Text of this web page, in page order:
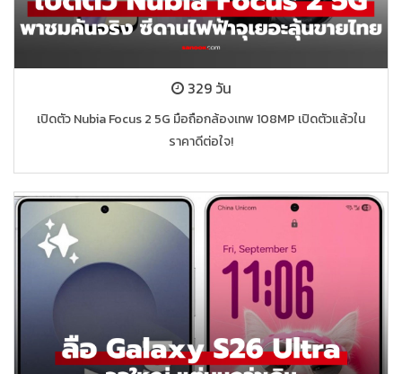
329 วัน
เปิดตัว Nubia Focus 2 5G มือถือกล้องเทพ 108MP เปิดตัวแล้วใน
ราคาดีต่อใจ!